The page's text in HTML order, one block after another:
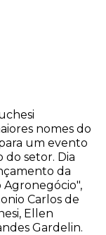
nomes do
um evento
do setor. Dia
da
Carlos de
Ellen
Gardelin.